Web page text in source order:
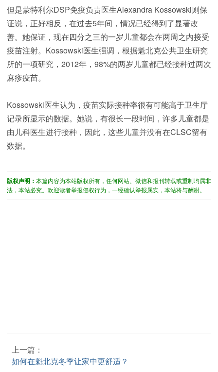
但是蒙特利尔DSP免疫负责医生Alexandra Kossowski则保
证说，正好相反，在过去5年间，情况已经得到了显著改
善。她保证，现在四分之三的一岁儿童都会在两周之内接受
疫苗注射。 Kossowski医生强调，根据魁北克公共卫生研究
所的一项研究，2012年，98%的两岁儿童都已经接种过两次
麻疹疫苗。
Kossowski医生认为，疫苗实际接种率很有可能高于卫生厅
记录所显示的数据。她说，有很长一段时间，许多儿童都是
由儿科医生进行接种，因此，这些儿童并没有在CLSC留有
数据。
版权声明： 本篇内容为本站版权所有，任何网站、微信和报刊转载或重制均属非
法，本站必究。欢迎读者举报侵权行为，一经确认举报属实，本站将与酬谢。
上一篇：
如何在魁北克冬季让家中更舒适？